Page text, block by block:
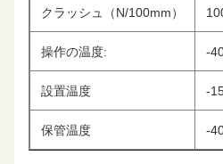
クラッシュ（N/100mm）
操作の温度: -
設置温度 -
保管温度 -